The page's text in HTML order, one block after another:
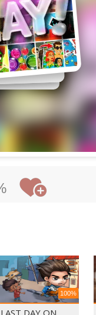
100%
LAST DAY ON